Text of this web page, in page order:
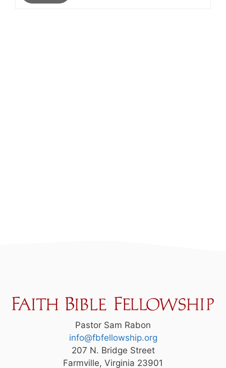
Pastor Sam Rabon
info@fbfellowship.org
207 N. Bridge Street
Farmville, Virginia 23901